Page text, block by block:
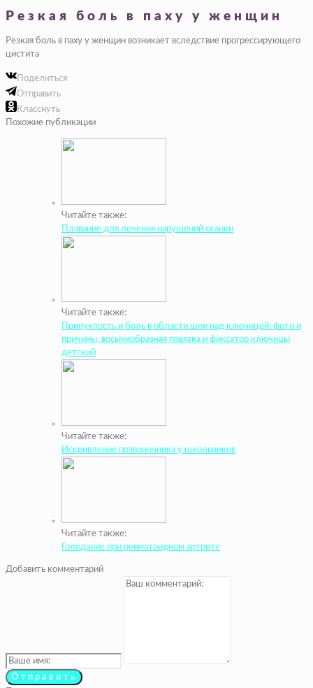
Резкая боль в паху у женщин
Резкая боль в паху у женщин возникает вследствие прогрессирующего
цистита
Поделиться
Отправить
Класснуть
Похожие публикации
Читайте также:
Плавание для лечения нарушений осанки
Читайте также:
Припухлость и боль в области шеи над ключицей: фото и
причины, восьмиобразная повязка и фиксатор ключицы
детский
Читайте также:
Искривление позвоночника у школьников
Читайте также:
Голодание при ревматоидном артрите
Добавить комментарий